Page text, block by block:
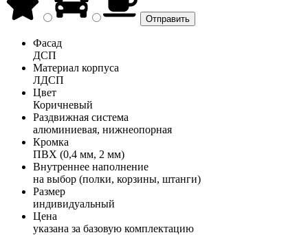
Фасад
ДСП
Материал корпуса
ЛДСП
Цвет
Коричневый
Раздвижная система
алюминиевая, нижнеопорная
Кромка
ПВХ (0,4 мм, 2 мм)
Внутреннее наполнение
на выбор (полки, корзины, штанги)
Размер
индивидуальный
Цена
указана за базовую комплектацию